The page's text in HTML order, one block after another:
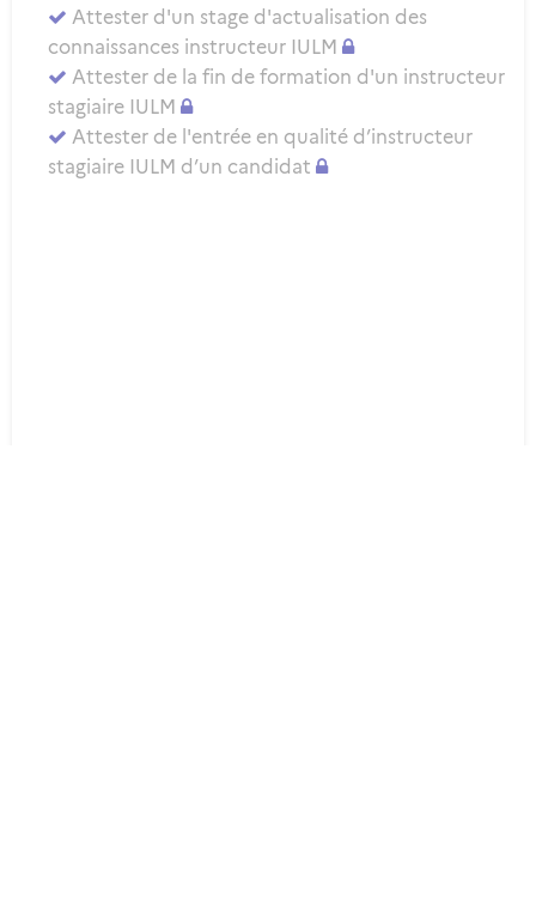
Attester d'un stage d'actualisation des
connaissances instructeur IULM
Attester de la fin de formation d'un instructeur
stagiaire IULM
Attester de l'entrée en qualité d’instructeur
stagiaire IULM d’un candidat